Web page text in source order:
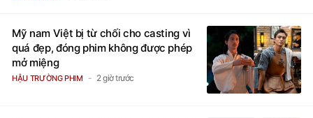
Mỹ nam Việt bị từ chối cho casting vì
quá đẹp, đóng phim không được phép
mở miệng
HẬU TRƯỜNG PHIM 2 giờ trước